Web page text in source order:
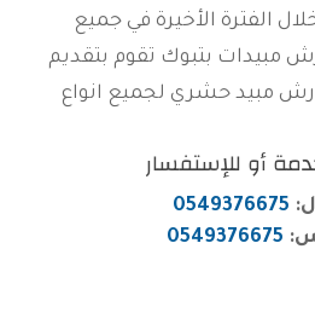
الفترة الأخيرة في جميع
مبيدات بتبوك تقوم بتقديم
مبيد حشري لجميع انواع
أو للإستفسار
0549376675
0549376675